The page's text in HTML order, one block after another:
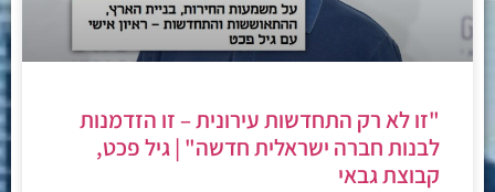
"זו לא רק התחדשות עירונית – זו הזדמנות
לבנות חברה ישראלית חדשה" | גיל פכט,
קבוצת גבאי